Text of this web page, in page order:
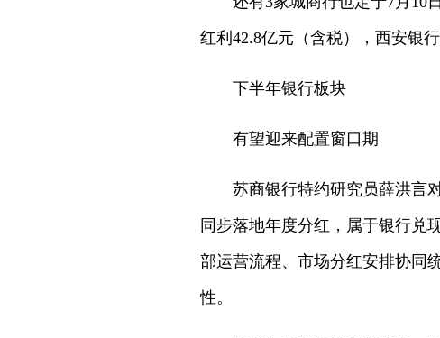
红利42.8亿元（含税），西安银
下半年银行板块
有望迎来配置窗口期
苏商银行特约研究员薛洪言
同步落地年度分红，属于银行兑
部运营流程、市场分红安排协同
性。